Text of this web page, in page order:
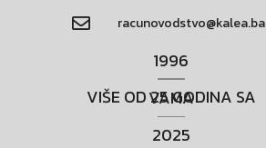
racunovodstvo@kalea.ba
1996
VIŠE OD 25 GODINA SA VAMA
2025